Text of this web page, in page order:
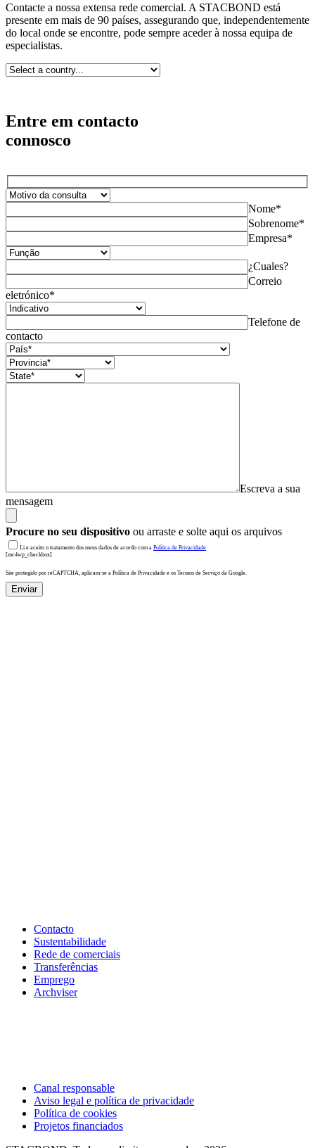
Contacte a nossa extensa rede comercial. A STACBOND está
presente em mais de 90 países, assegurando que, independentemente
do local onde se encontre, pode sempre aceder à nossa equipa de
especialistas.
Entre em contacto
connosco
Nome*
Sobrenome*
Empresa*
¿Cuales?
Correio
eletrónico*
Telefone de
contacto
Escreva a sua
mensagem
Procure no seu dispositivo ou arraste e solte aqui os arquivos
Li e aceito o tratamento dos meus dados de acordo com a Política de Privacidade
[mc4wp_checkbox]
Site protegido por reCAPTCHA, aplicam-se a Política de Privacidade e os Termos de Serviço da Google.
Enviar
Contacto
Sustentabilidade
Rede de comerciais
Transferências
Emprego
Archviser
Canal responsable
Aviso legal e política de privacidade
Política de cookies
Projetos financiados